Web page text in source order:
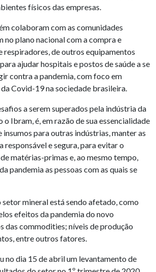
físicos das empresas.
colaboram com as comunidades
no plano nacional com a compra e
respiradores, de outros equipamentos
ajudar hospitais e postos de saúde a se
contra a pandemia, com foco em
Covid-19 na sociedade brasileira.
a serem superados pela indústria da
o Ibram, é, em razão de sua essencialidade
para outras indústrias, manter as
responsável e segura, para evitar o
matérias-primas e, ao mesmo tempo,
pandemia as pessoas com as quais se
setor mineral está sendo afetado, como
efeitos da pandemia do novo
das commodities; níveis de produção
entre outros fatores.
no dia 15 de abril um levantamento de